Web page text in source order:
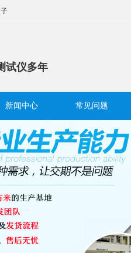
试仪多年
新闻中心 常见问题